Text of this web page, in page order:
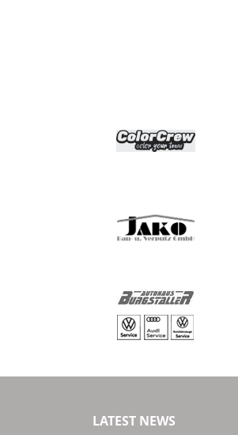
LATEST NEWS